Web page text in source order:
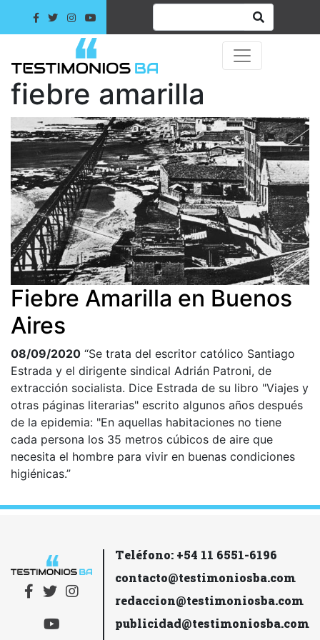
fiebre amarilla
Fiebre Amarilla en Buenos
Aires
08/09/2020 “Se trata del escritor católico Santiago
Estrada y el dirigente sindical Adrián Patroni, de
extracción socialista. Dice Estrada de su libro "Viajes y
otras páginas literarias" escrito algunos años después
de la epidemia: "En aquellas habitaciones no tiene
cada persona los 35 metros cúbicos de aire que
necesita el hombre para vivir en buenas condiciones
higiénicas.”
Teléfono: +54 11 6551-6196
contacto@testimoniosba.com
redaccion@testimoniosba.com
publicidad@testimoniosba.com